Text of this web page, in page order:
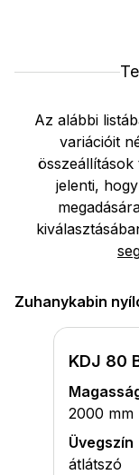
Az alábbi
variációit
jelenti,
Zuhanykabin
KDJ 80
2000 mm
Üvegszín
átlátszó